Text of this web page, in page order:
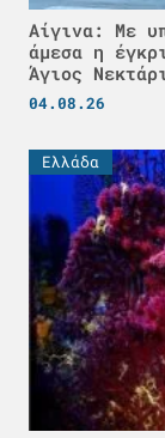
Αίγινα: Με
άμεσα η
Άγιος
04.08.26
Ελλάδα